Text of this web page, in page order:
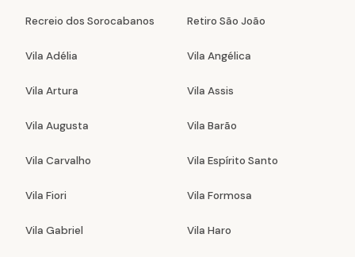
Recreio dos Sorocabanos Retiro São João
Vila Adélia Vila Angélica
Vila Artura Vila Assis
Vila Augusta Vila Barão
Vila Carvalho Vila Espírito Santo
Vila Fiori Vila Formosa
Vila Gabriel Vila Haro